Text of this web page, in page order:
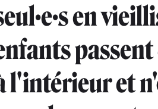
en
l'intérieur et